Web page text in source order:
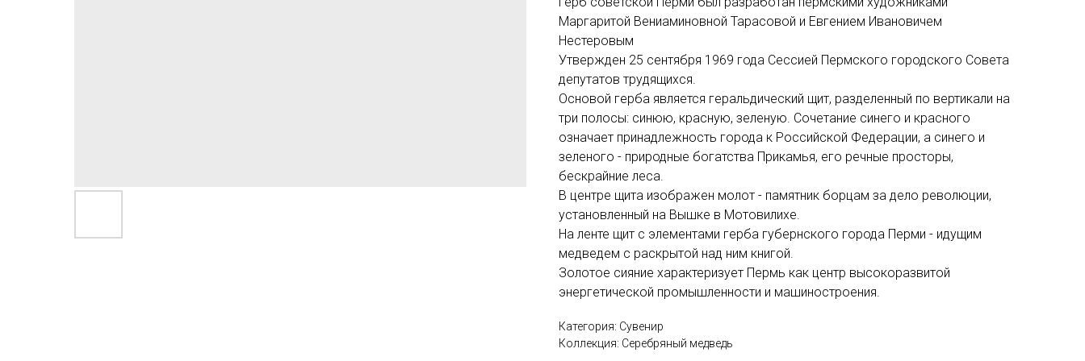
Маргаритой Вениаминовной Тарасовой и Евгением Ивановичем
Нестеровым
Утвержден 25 сентября 1969 года Сессией Пермского городского Совета
депутатов трудящихся.
Основой герба является геральдический щит, разделенный по вертикали на
три полосы: синюю, красную, зеленую. Сочетание синего и красного
означает принадлежность города к Российской Федерации, а синего и
зеленого - природные богатства Прикамья, его речные просторы,
бескрайние леса.
В центре щита изображен молот - памятник борцам за дело революции,
установленный на Вышке в Мотовилихе.
На ленте щит с элементами герба губернского города Перми - идущим
медведем с раскрытой над ним книгой.
Золотое сияние характеризует Пермь как центр высокоразвитой
энергетической промышленности и машиностроения.
Категория: Сувенир
Коллекция: Серебряный медведь